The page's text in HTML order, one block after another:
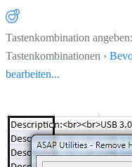
Tastenkombination
Tastenkombinationen ›
bearbeiten...